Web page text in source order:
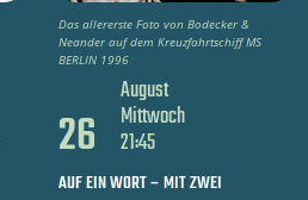
Das allererste Foto von Bodecker &
Neander auf dem Kreuzfahrtschiff MS
BERLIN 1996
26
August
Mittwoch
21:45
AUF EIN WORT – MIT ZWEI